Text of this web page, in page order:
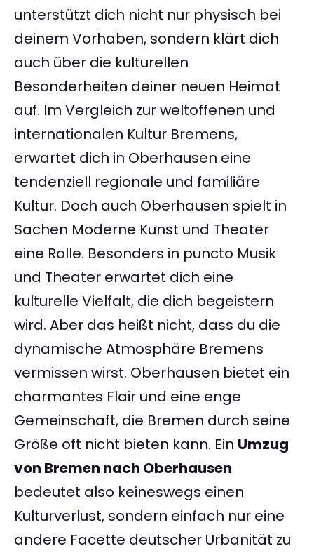
unterstützt dich nicht nur physisch bei
deinem Vorhaben, sondern klärt dich
auch über die kulturellen
Besonderheiten deiner neuen Heimat
auf. Im Vergleich zur weltoffenen und
internationalen Kultur Bremens,
erwartet dich in Oberhausen eine
tendenziell regionale und familiäre
Kultur. Doch auch Oberhausen spielt in
Sachen Moderne Kunst und Theater
eine Rolle. Besonders in puncto Musik
und Theater erwartet dich eine
kulturelle Vielfalt, die dich begeistern
wird. Aber das heißt nicht, dass du die
dynamische Atmosphäre Bremens
vermissen wirst. Oberhausen bietet ein
charmantes Flair und eine enge
Gemeinschaft, die Bremen durch seine
Größe oft nicht bieten kann. Ein Umzug
von Bremen nach Oberhausen
bedeutet also keineswegs einen
Kulturverlust, sondern einfach nur eine
andere Facette deutscher Urbanität zu